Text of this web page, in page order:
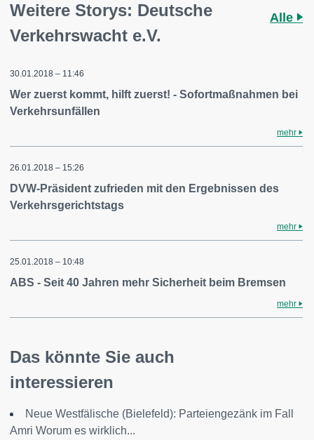
Weitere Storys: Deutsche
Verkehrswacht e.V.
Alle
30.01.2018 – 11:46
Wer zuerst kommt, hilft zuerst! - Sofortmaßnahmen bei
Verkehrsunfällen
mehr
26.01.2018 – 15:26
DVW-Präsident zufrieden mit den Ergebnissen des
Verkehrsgerichtstags
mehr
25.01.2018 – 10:48
ABS - Seit 40 Jahren mehr Sicherheit beim Bremsen
mehr
Das könnte Sie auch
interessieren
Neue Westfälische (Bielefeld): Parteiengezänk im Fall
Amri Worum es wirklich...